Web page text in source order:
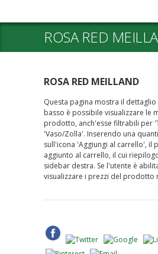
ROSA RED
ROSA RED MEILLAND
Questa pagina mostra il
basso è possibile visualizzare le
prodotto, anch'esse filtrabili per
'Vaso/Zolla'. Inserendo una
sull'icona 'Aggiungi al carrello', il
aggiunto al carrello, il cui
sidebar destra. Se l'utente è
visualizzare i prezzi del prodotto